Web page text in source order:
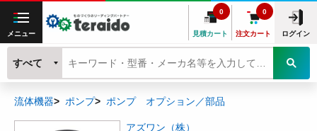
メニュー 見積カート
0
注文カート
0
ログイン
すべて
流体機器 ポンプ ポンプ オプション／部品
アズワン（株）